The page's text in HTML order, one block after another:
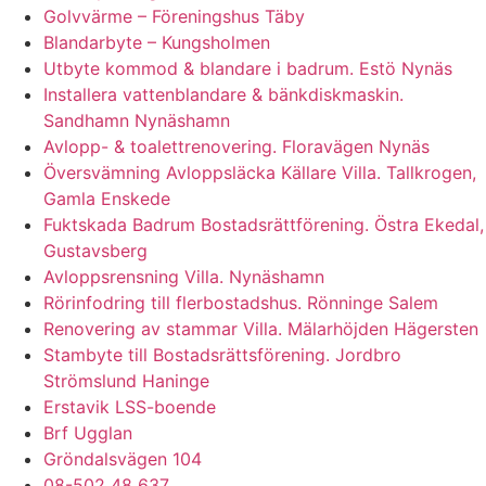
Golvvärme – Föreningshus Täby
Blandarbyte – Kungsholmen
Utbyte kommod & blandare i badrum. Estö Nynäs
Installera vattenblandare & bänkdiskmaskin.
Sandhamn Nynäshamn
Avlopp- & toalettrenovering. Floravägen Nynäs
Översvämning Avloppsläcka Källare Villa. Tallkrogen,
Gamla Enskede
Fuktskada Badrum Bostadsrättförening. Östra Ekedal,
Gustavsberg
Avloppsrensning Villa. Nynäshamn
Rörinfodring till flerbostadshus. Rönninge Salem
Renovering av stammar Villa. Mälarhöjden Hägersten
Stambyte till Bostadsrättsförening. Jordbro
Strömslund Haninge
Erstavik LSS-boende
Brf Ugglan
Gröndalsvägen 104